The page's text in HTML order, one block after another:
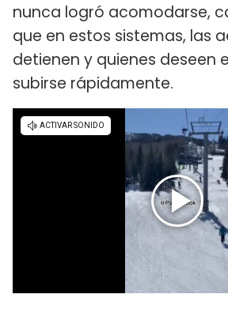
nunca logró acomodarse,
que en estos sistemas, las
detienen y quienes deseen
subirse rápidamente.